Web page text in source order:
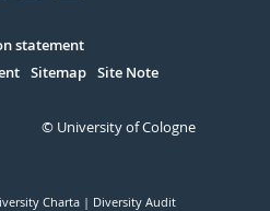
statement
Sitemap Site Note
© University of Cologne
Charta Diversity Audit